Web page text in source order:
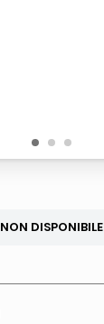
1 2 3
NON DISPONIBILE